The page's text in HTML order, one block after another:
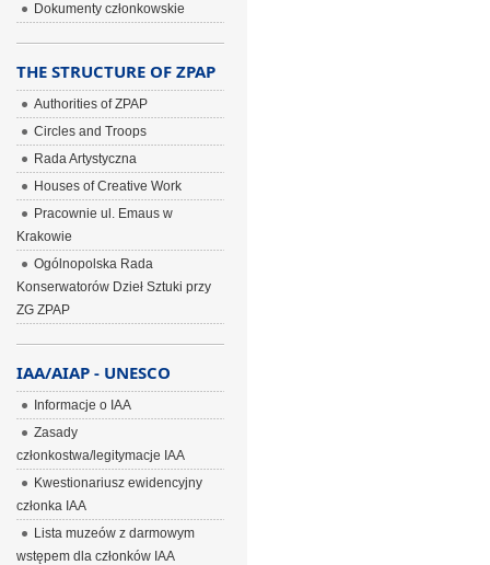
Dokumenty członkowskie
THE STRUCTURE OF ZPAP
Authorities of ZPAP
Circles and Troops
Rada Artystyczna
Houses of Creative Work
Pracownie ul. Emaus w
Krakowie
Ogólnopolska Rada
Konserwatorów Dzieł Sztuki przy
ZG ZPAP
IAA/AIAP - UNESCO
Informacje o IAA
Zasady
członkostwa/legitymacje IAA
Kwestionariusz ewidencyjny
członka IAA
Lista muzeów z darmowym
wstępem dla członków IAA